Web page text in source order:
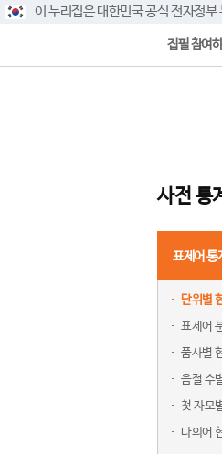
이 누리집은 대한민국 공식 전자정부
집필 참여
사전 통계
표제어 통
단위별
표제어
품사별
음절 수
첫 자모
다의어